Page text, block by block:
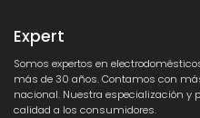
Expert
Somos expertos en
más de 30 años. Contamos con
nacional. Nuestra especialización y
calidad a los consumidores.